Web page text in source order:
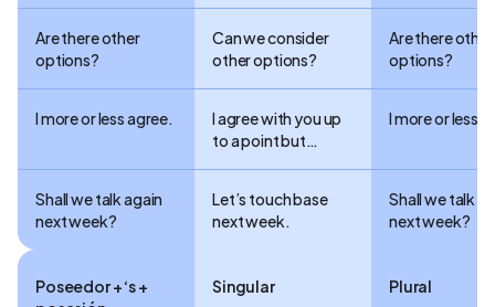
Are there other
options?
Can we consider
other options?
Are there other
options?
I more or less agree.
I agree with you up
to a point but…
I more or less
Shall we talk again
next week?
Let’s touch base
next week.
Shall we talk
next week?
Poseedor + ‘s +
Singular Plural